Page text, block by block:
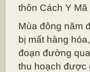
thôn Cách Y
Mùa đông năm
bị mất hàng
đoạn đường
thu hoạch được